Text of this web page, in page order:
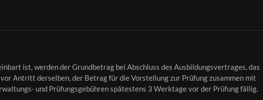
ist, werden der Grundbetrag bei Abschluss des Ausbildungsvertrages, das
Antritt derselben, der Betrag für die Vorstellung zur Prüfung zusammen mit
und Prüfungsgebühren spätestens 3 Werktage vor der Prüfung fällig.